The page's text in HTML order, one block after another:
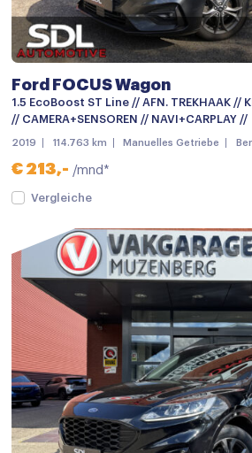
Buitenspiegels met verlichting
Buitenspiegels verwarmbaar
Centrale deurvergrendeling met
Dakrails
Dimlichten automatisch
Getint glas
Grootlichtassistent
Keyless entry
keyless entry
Koplampen adaptief
koplampreiniging
LED achterlichten
LED dagrijverlichting
Ford FOCUS Wagon
1.5 EcoBoost ST Line // AFN. TREKHAAK //
// CAMERA+SENSOREN // NAVI+CARPLAY //
2019 114.763 km Manuelles Getriebe
€ 213,- /mnd*
Vergleiche